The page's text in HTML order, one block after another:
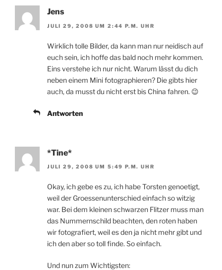
Jens
JULI 29, 2008 UM 2:44 P.M. UHR
Wirklich tolle Bilder, da kann man nur neidisch auf
euch sein, ich hoffe das bald noch mehr kommen.
Eins verstehe ich nur nicht. Warum lässt du dich
neben einem Mini fotographieren? Die gibts hier
auch, da musst du nicht erst bis China fahren. 😉
Antworten
*Tine*
JULI 29, 2008 UM 5:49 P.M. UHR
Okay, ich gebe es zu, ich habe Torsten genoetigt,
weil der Groessenunterschied einfach so witzig
war. Bei dem kleinen schwarzen Flitzer muss man
das Nummernschild beachten, den roten haben
wir fotografiert, weil es den ja nicht mehr gibt und
ich den aber so toll finde. So einfach.
Und nun zum Wichtigsten: